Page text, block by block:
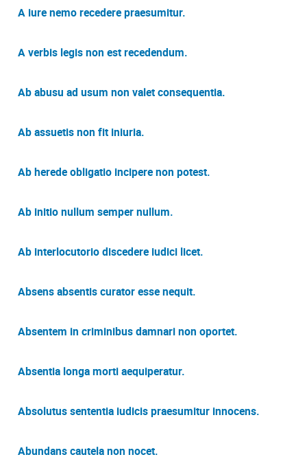
A iure nemo recedere praesumitur.
A verbis legis non est recedendum.
Ab abusu ad usum non valet consequentia.
Ab assuetis non fit iniuria.
Ab herede obligatio incipere non potest.
Ab initio nullum semper nullum.
Ab interlocutorio discedere iudici licet.
Absens absentis curator esse nequit.
Absentem in criminibus damnari non oportet.
Absentia longa morti aequiperatur.
Absolutus sententia iudicis praesumitur innocens.
Abundans cautela non nocet.